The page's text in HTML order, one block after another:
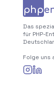
php
Das
für PHP-
Folge uns